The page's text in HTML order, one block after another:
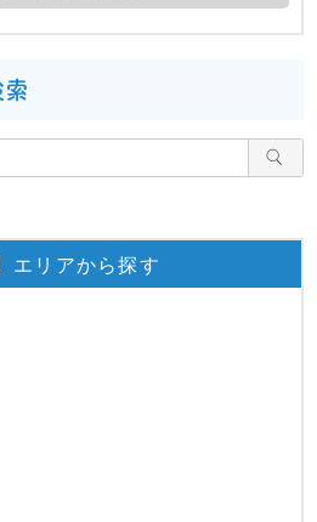
エリアから探す